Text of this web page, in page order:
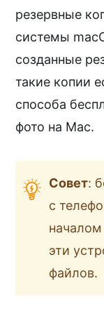
резервные
системы
созданные
такие копии
способа
фото на Mac.
Совет:
с
началом
эти
файлов.